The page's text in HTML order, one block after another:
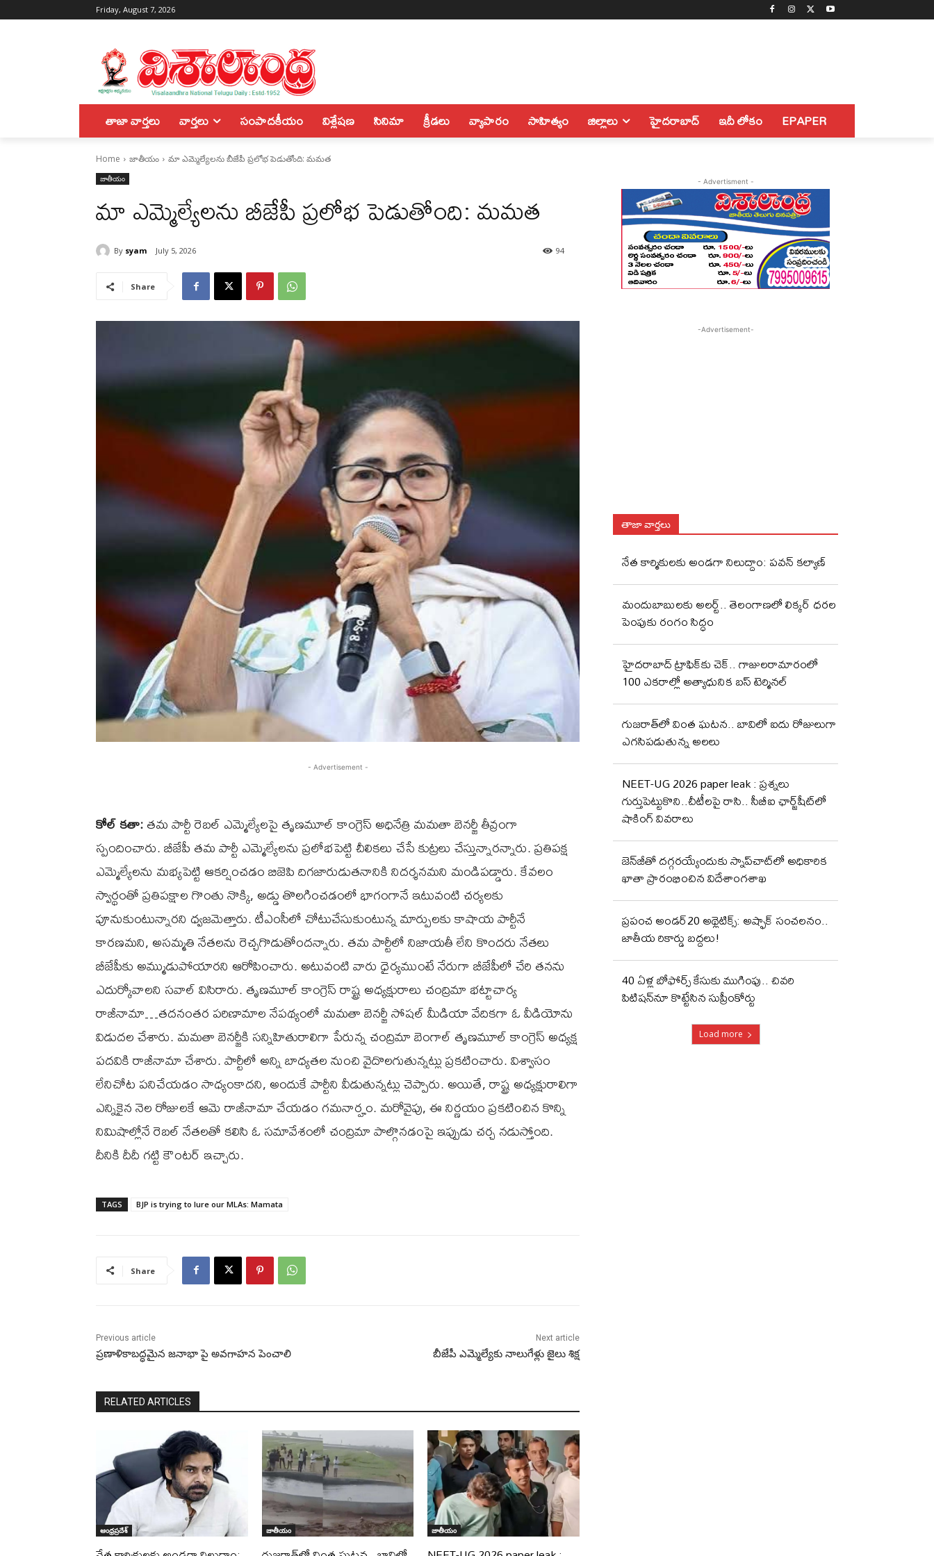
Friday, August 7, 2026
తాజా వార్తలు వార్తలు సంపాదకీయం విశ్లేషణ సినిమా క్రీడలు వ్యాపారం సాహిత్యం జిల్లాలు హైదరాబాద్ ఇదీ లోకం EPAPER
Home జాతీయం మా ఎమ్మెల్యేలను బీజేపీ ప్రలోభ పెడుతోంది: మమత
జాతీయం
మా ఎమ్మెల్యేలను బీజేపీ ప్రలోభ పెడుతోంది: మమత
By syam July 5, 2026 94
Share
- Advertisement -
కోల్ కతా:తమ పార్టీ రెబల్ ఎమ్మెల్యేలపై తృణమూల్ కాంగ్రెస్ అధినేత్రి మమతా బెనర్జీ తీవ్రంగా
స్పందించారు. బీజేపీ తమ పార్టీ ఎమ్మెల్యేలను ప్రలోభపెట్టి చీలికలు చేసే కుట్రలు చేస్తున్నారన్నారు. ప్రతిపక్ష
ఎమ్మెల్యేలను మభ్యపెట్టి ఆకర్షించడం బిజెపి దిగజారుడుతనానికి నిదర్శనమని మండిపడ్డారు. కేవలం
స్వార్థంతో ప్రతిపక్షాల గొంతు నొక్కి, అడ్డు తొలగించడంలో భాగంగానే ఇటువంటి చర్యలకు
పూనుకుంటున్నారని ధ్వజమెత్తారు. టీఎంసీలో చోటుచేసుకుంటున్న మార్పులకు కాషాయ పార్టీనే
కారణమని, అసమ్మతి నేతలను రెచ్చగొడుతోందన్నారు. తమ పార్టీలో నిజాయతీ లేని కొందరు నేతలు
బీజేపీకు అమ్ముడుపోయారని ఆరోపించారు. అటువంటి వారు ధైర్యముంటే నేరుగా బీజేపీలో చేరి తనను
ఎదుర్కోవాలని సవాల్ విసిరారు. తృణమూల్ కాంగ్రెస్ రాష్ట్ర అధ్యక్షురాలు చంద్రిమా భట్టాచార్య
రాజీనామా…తదనంతర పరిణామాల నేపథ్యంలో మమతా బెనర్జీ సోషల్ మీడియా వేదికగా ఓ వీడియోను
విడుదల చేశారు. మమతా బెనర్జీకి సన్నిహితురాలిగా పేరున్న చంద్రిమా బెంగాల్ తృణమూల్ కాంగ్రెస్ అధ్యక్ష
పదవికి రాజీనామా చేశారు. పార్టీలో అన్ని బాధ్యతల నుంచి వైదొలగుతున్నట్లు ప్రకటించారు. విశ్వాసం
లేనిచోట పనిచేయడం సాధ్యంకాదని, అందుకే పార్టీని వీడుతున్నట్లు చెప్పారు. అయితే, రాష్ట్ర అధ్యక్షురాలిగా
ఎన్నికైన నెల రోజులకే ఆమె రాజీనామా చేయడం గమనార్హం. మరోవైపు, ఈ నిర్ణయం ప్రకటించిన కొన్ని
నిమిషాల్లోనే రెబల్ నేతలతో కలిసి ఓ సమావేశంలో చంద్రిమా పాల్గొనడంపై ఇప్పుడు చర్చ నడుస్తోంది.
దీనికి దీదీ గట్టి కౌంటర్ ఇచ్చారు.
TAGS BJP is trying to lure our MLAs: Mamata
Share
Previous article
ప్రణాళికాబద్ధమైన జనాభా పై అవగాహన పెంచాలి
Next article
బీజేపీ ఎమ్మెల్యేకు నాలుగేళ్లు జైలు శిక్ష
RELATED ARTICLES
ఆంధ్రప్రదేశ్ జాతీయం జాతీయం
- Advertisment -
-Advertisement-
తాజా వార్తలు
నేత కార్మికులకు అండగా నిలుద్దాం: పవన్ కల్యాణ్
మందుబాబులకు అలర్ట్.. తెలంగాణలో లిక్కర్ ధరల
పెంపుకు రంగం సిద్ధం
హైదరాబాద్ ట్రాఫిక్‌కు చెక్.. గాజులరామారంలో
100 ఎకరాల్లో అత్యాధునిక బస్ టెర్మినల్
గుజరాత్‌లో వింత ఘటన.. బావిలో ఐదు రోజులుగా
ఎగసిపడుతున్న అలలు
NEET-UG 2026 paper leak : ప్రశ్నలు
గుర్తుపెట్టుకొని..చీటీలపై రాసి.. సీబీఐ ఛార్జ్‌షీట్‌లో
షాకింగ్‌ వివరాలు
జెన్‌జీతో దగ్గరయ్యేందుకు స్నాప్‌చాట్‌లో అధికారిక
ఖాతా ప్రారంభించిన విదేశాంగశాఖ
ప్రపంచ అండర్20 అథ్లెటిక్స్: అష్ఫాక్ సంచలనం..
జాతీయ రికార్డు బద్దలు!
40 ఏళ్ల బోఫోర్స్ కేసుకు ముగింపు.. చివరి
పిటిషన్‌నూ కొట్టేసిన సుప్రీంకోర్టు
Load more